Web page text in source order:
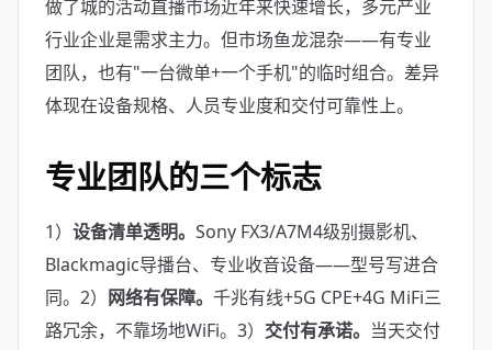
做了城的活动直播市场近年来快速增长，多元产业
行业企业是需求主力。但市场鱼龙混杂——有专业
团队，也有"一台微单+一个手机"的临时组合。差异
体现在设备规格、人员专业度和交付可靠性上。
专业团队的三个标志
1） 设备清单透明。 Sony FX3/A7M4级别摄影机、
Blackmagic导播台、专业收音设备——型号写进合
同。2） 网络有保障。 千兆有线+5G CPE+4G MiFi三
路冗余，不靠场地WiFi。3） 交付有承诺。 当天交付